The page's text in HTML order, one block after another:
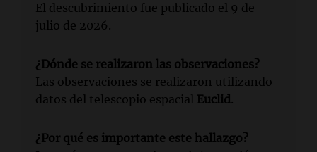
El descubrimiento fue publicado el 9 de
julio de 2026.
¿Dónde se realizaron las observaciones?
Las observaciones se realizaron utilizando
datos del telescopio espacial Euclid .
¿Por qué es importante este hallazgo?